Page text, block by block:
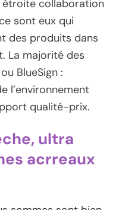
étroite collaboration
sont eux qui
des produits dans
La majorité des
BlueSign :
l’environnement
qualité-prix.
ultra
acrreaux